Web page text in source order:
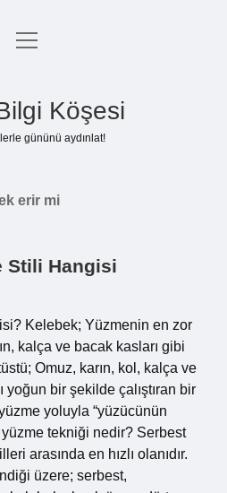
Anasayfa
Uyarı
menüyü
Bilgi Köşesi
gününü aydınlat!
erir mi
Stili Hangisi
Kelebek; Yüzmenin en zor
kalça ve bacak kasları gibi
Omuz, karın, kol, kalça ve
yoğun bir şekilde çalıştıran bir
yoluyla “yüzücünün
yüzme tekniği nedir? Serbest
arasında en hızlı olanıdır.
üzere; serbest,